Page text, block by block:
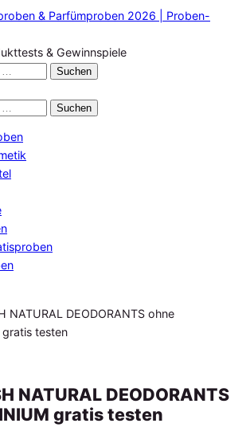
& Gewinnspiele
Suchen
Suchen
NATURAL DEODORANTS ohne
testen
NATURAL DEODORANTS
gratis testen